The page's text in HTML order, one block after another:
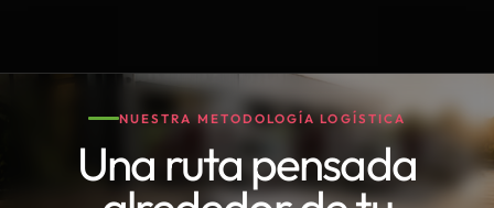
NUESTRA METODOLOGÍA LOGÍSTICA
Una ruta pensada